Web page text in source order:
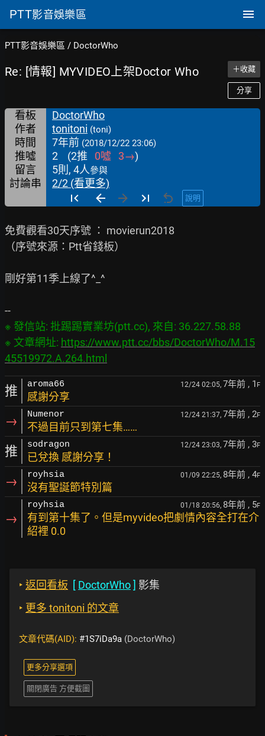
PTT影音娛樂區
PTT影音娛樂區 / DoctorWho
Re: [情報] MYVIDEO上架Doctor Who ＋收藏
分享
看板
DoctorWho
作者
tonitoni (toni)
時間 7年前 (2018/12/22 23:06)
推噓 2 (2推 0噓 3→)
留言
5則, 4人參與
討論串 2/2 (看更多)
說明
免費觀看30天序號 ： movierun2018
（序號來源：Ptt省錢板）
剛好第11季上線了^_^
※ 發信站: 批踢踢實業坊(ptt.cc), 來自: 36.227.58.88
※ 文章網址: https://www.ptt.cc/bbs/DoctorWho/M.15
45519972.A.264.html
推 aroma66 12/24 02:05, 7年前 , 1 F
感謝分享
→ Numenor 12/24 21:37, 7年前 , 2F
不過目前只到第七集……
推 sodragon 12/24 23:03, 7年前 , 3F
已兌換 感謝分享！
→ royhsia 01/09 22:25, 8年前 , 4F
沒有聖誕節特別篇
→
royhsia 01/18 20:56, 8年前 , 5F
有到第十集了。但是myvideo把劇情內容全打在介
紹裡 0.0
‣ 返回看板 [ DoctorWho] 影集
‣ 更多 tonitoni 的文章
文章代碼(AID): #1S7iDa9a (DoctorWho)
更多分享選項
關閉廣告 方便截圖